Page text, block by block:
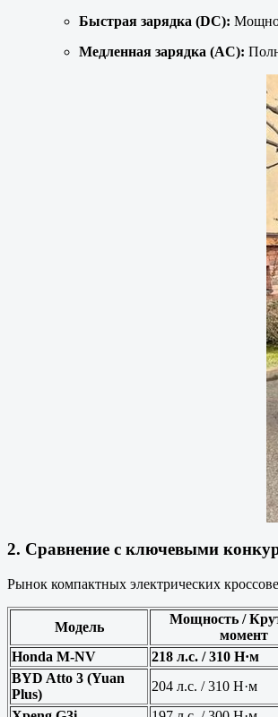
Быстрая зарядка (DC):
Медленная зарядка (AC):
2. Сравнение с ключевыми
Рынок компактных электрических
Модель
Мощность /
момент
Honda M-NV
218 л.с. / 310 Н·м
BYD Atto 3 (Yuan
Plus)
204 л.с. / 310 Н·м